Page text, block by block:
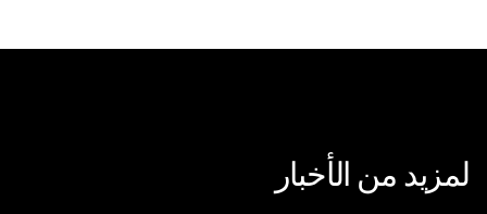
لمزيد من الأخبار